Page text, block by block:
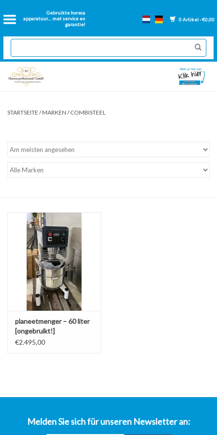
Gebruikte horeca
apparatuur.... met service en
garantie!
0 Artikel - €0,00
Startseite
Catering-Ausstattung aus
Neue Catering-Ausstattung
über uns
STARTSEITE /MARKEN /COMBISTEEL
planeetmenger – 60 liter
[ongebruikt!]
€2.495,00
Melden Sie sich für unseren Newsletter an: